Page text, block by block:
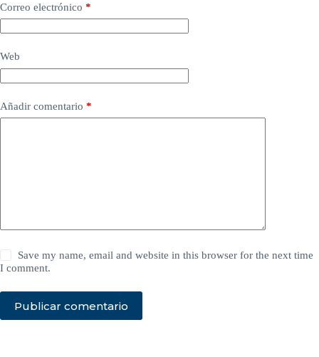
Correo electrónico *
Web
Añadir comentario *
Save my name, email and website in this browser for the next time
I comment.
Publicar comentario